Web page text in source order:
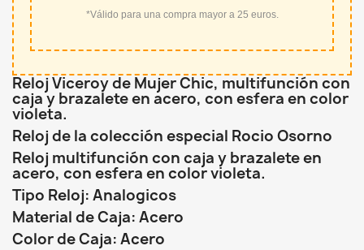
*Válido para una compra mayor a 25 euros.
Reloj Viceroy de Mujer Chic, multifunción con
caja y brazalete en acero, con esfera en color
violeta.
Reloj de la colección especial Rocio Osorno
Reloj multifunción con caja y brazalete en
acero, con esfera en color violeta.
Tipo Reloj: Analogicos
Material de Caja: Acero
Color de Caja: Acero